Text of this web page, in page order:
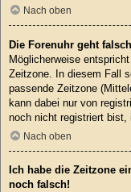
Nach oben
Die Forenuhr geht
Möglicherweise
Zeitzone. In diesem Fall
passende Zeitzone
kann dabei nur von
noch nicht registriert bist,
Nach oben
Ich habe die Zeitzone
noch falsch!